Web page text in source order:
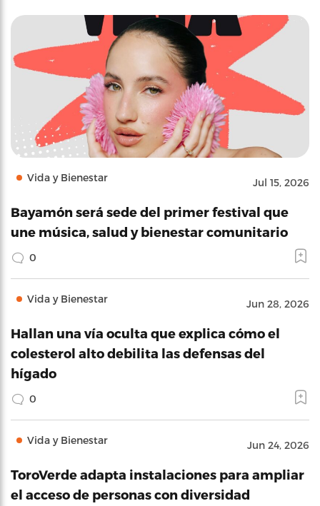
Vida y Bienestar Jul 15, 2026
Bayamón será sede del primer festival que
une música, salud y bienestar comunitario
0
Vida y Bienestar Jun 28, 2026
Hallan una vía oculta que explica cómo el
colesterol alto debilita las defensas del
hígado
0
Vida y Bienestar Jun 24, 2026
ToroVerde adapta instalaciones para ampliar
el acceso de personas con diversidad